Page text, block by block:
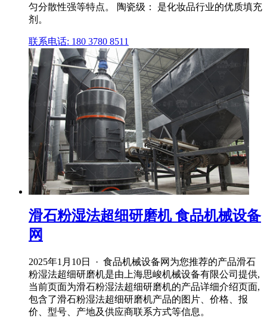
匀分散性强等特点。 陶瓷级： 是化妆品行业的优质填充
剂。
联系电话: 180 3780 8511
滑石粉湿法超细研磨机 食品机械设备
网
2025年1月10日 · 食品机械设备网为您推荐的产品滑石
粉湿法超细研磨机是由上海思峻机械设备有限公司提供,
当前页面为滑石粉湿法超细研磨机的产品详细介绍页面,
包含了滑石粉湿法超细研磨机产品的图片、价格、报
价、型号、产地及供应商联系方式等信息。